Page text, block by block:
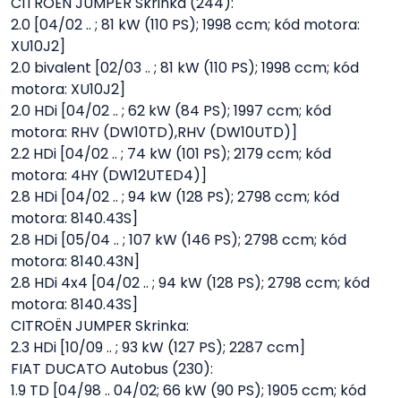
2.0 [04/02 .. ; 81 kW (110 PS); 1998 ccm; kód motora:
XU10J2]
2.0 bivalent [02/03 .. ; 81 kW (110 PS); 1998 ccm; kód
motora: XU10J2]
2.0 HDi [04/02 .. ; 62 kW (84 PS); 1997 ccm; kód
motora: RHV (DW10TD),RHV (DW10UTD)]
2.2 HDi [04/02 .. ; 74 kW (101 PS); 2179 ccm; kód
motora: 4HY (DW12UTED4)]
2.8 HDi [04/02 .. ; 94 kW (128 PS); 2798 ccm; kód
motora: 8140.43S]
2.8 HDi [05/04 .. ; 107 kW (146 PS); 2798 ccm; kód
motora: 8140.43N]
2.8 HDi 4x4 [04/02 .. ; 94 kW (128 PS); 2798 ccm; kód
motora: 8140.43S]
CITROËN JUMPER Skrinka:
2.3 HDi [10/09 .. ; 93 kW (127 PS); 2287 ccm]
FIAT DUCATO Autobus (230):
1.9 TD [04/98 .. 04/02; 66 kW (90 PS); 1905 ccm; kód